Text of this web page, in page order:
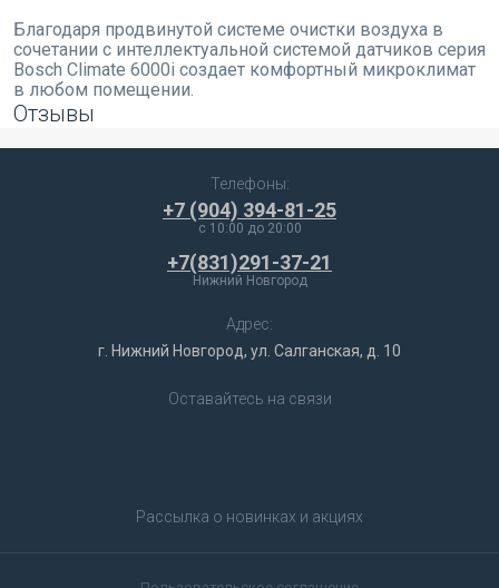
Благодаря продвинутой системе очистки воздуха в
сочетании с интеллектуальной системой датчиков серия
Bosch Climate 6000i создает комфортный микроклимат
в любом помещении.
Отзывы
Телефоны:
+7 (904) 394-81-25
c 10:00 до 20:00
+7(831)291-37-21
Нижний Новгород
Адрес:
г. Нижний Новгород, ул. Салганская, д. 10
Оставайтесь на связи
Рассылка о новинках и акциях